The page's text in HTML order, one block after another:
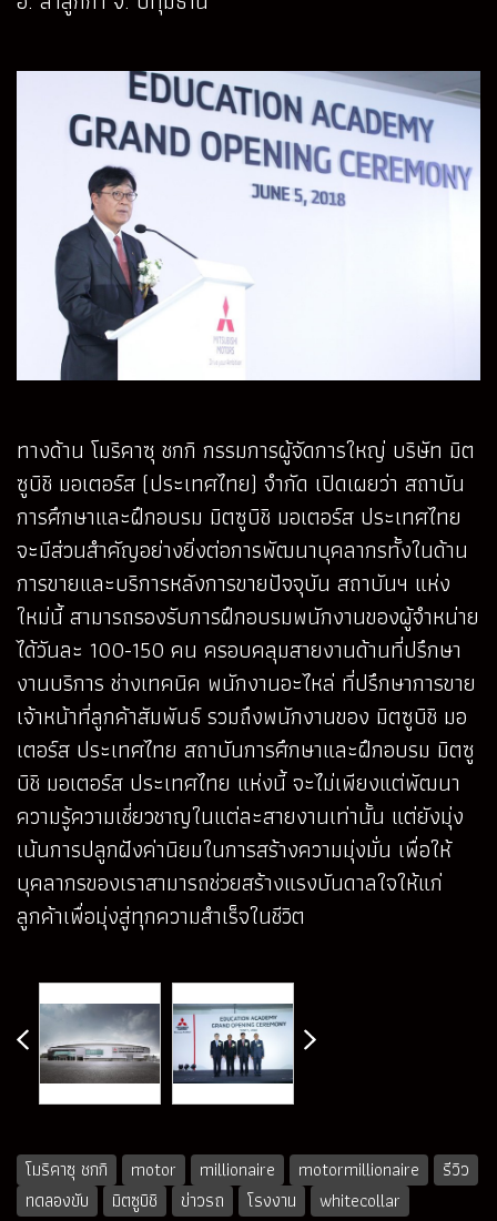
ทางด้าน โมริคาซุ ชกกิ กรรมการผู้จัดการใหญ่ บริษัท มิต
ซูบิชิ มอเตอร์ส (ประเทศไทย) จำกัด เปิดเผยว่า สถาบัน
การศึกษาและฝึกอบรม มิตซูบิชิ มอเตอร์ส ประเทศไทย
จะมีส่วนสำคัญอย่างยิ่งต่อการพัฒนาบุคลากรทั้งในด้าน
การขายและบริการหลังการขายปัจจุบัน สถาบันฯ แห่ง
ใหม่นี้ สามารถรองรับการฝึกอบรมพนักงานของผู้จำหน่าย
ได้วันละ 100-150 คน ครอบคลุมสายงานด้านที่ปรึกษา
งานบริการ ช่างเทคนิค พนักงานอะไหล่ ที่ปรึกษาการขาย
เจ้าหน้าที่ลูกค้าสัมพันธ์ รวมถึงพนักงานของ มิตซูบิชิ มอ
เตอร์ส ประเทศไทย สถาบันการศึกษาและฝึกอบรม มิตซู
บิชิ มอเตอร์ส ประเทศไทย แห่งนี้ จะไม่เพียงแต่พัฒนา
ความรู้ความเชี่ยวชาญในแต่ละสายงานเท่านั้น แต่ยังมุ่ง
เน้นการปลูกฝังค่านิยมในการสร้างความมุ่งมั่น เพื่อให้
บุคลากรของเราสามารถช่วยสร้างแรงบันดาลใจให้แก่
ลูกค้าเพื่อมุ่งสู่ทุกความสำเร็จในชีวิต
โมริคาซุ ชกกิ motor millionaire motormillionaire
รีวิว
ทดลองขับ
มิตซูบิชิ ข่าวรถ โรงงาน whitecollar